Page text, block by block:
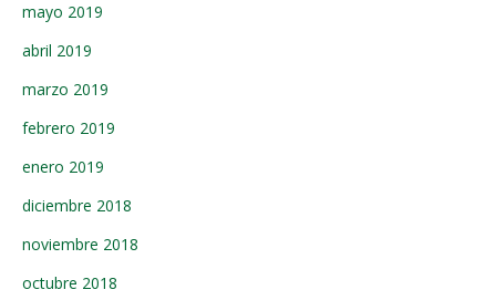
mayo 2019
abril 2019
marzo 2019
febrero 2019
enero 2019
diciembre 2018
noviembre 2018
octubre 2018